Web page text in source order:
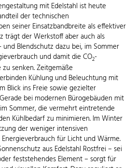
mit Edelstahl ist heute
der technischen
seiner Einsatzbandbreite als effektiver
trägt der Werkstoff aber auch als
Blendschutz dazu bei, im Sommer
und damit die CO2-
senken. Zeitgemäße
Kühlung und Beleuchtung mit
Blick ins Freie sowie gezielter
bei modernen Bürogebäuden mit
Sommer, die vermehrt eintretende
Kühlbedarf zu minimieren. Im Winter
der weniger intensiven
für Licht und Wärme.
aus Edelstahl Rostfrei – sei
feststehendes Element – sorgt für